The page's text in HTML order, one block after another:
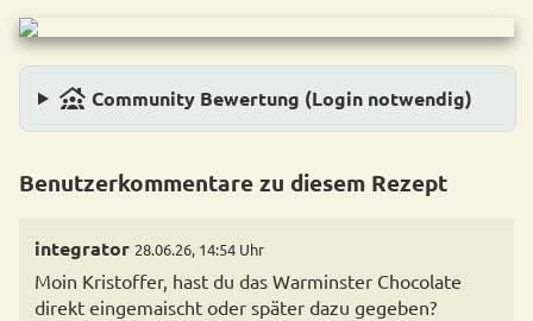
family_group Community Bewertung (Login notwendig)
Benutzerkommentare zu diesem Rezept
integrator 28.06.26, 14:54 Uhr
Moin Kristoffer, hast du das Warminster Chocolate
direkt eingemaischt oder später dazu gegeben?